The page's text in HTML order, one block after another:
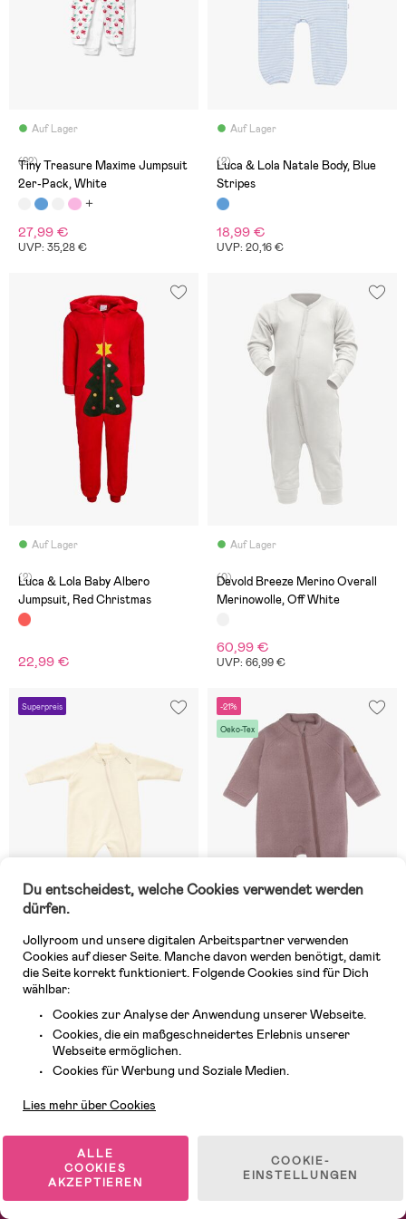
Auf Lager
(22)
Tiny Treasure Maxime Jumpsuit
2er-Pack, White
27,99 €
UVP: 35,28 €
Auf Lager
(2)
Luca & Lola Natale Body, Blue
Stripes
18,99 €
UVP: 20,16 €
Auf Lager
(2)
Luca & Lola Baby Albero
Jumpsuit, Red Christmas
22,99 €
Auf Lager
(0)
Devold Breeze Merino Overall
Merinowolle, Off White
60,99 €
UVP: 66,99 €
Superpreis
Auf Lager
(0)
Devold Nibba Merino Overall
Baby, Raw White
92,99 €
-21%
Oeko-Tex
Auf Lager
Twilight Mauve
62,99 €
1 /
Du entscheidest, welche Cookies verwendet werden
dürfen.
Jollyroom und unsere digitalen Arbeitspartner verwenden
Cookies auf dieser Seite. Manche davon werden benötigt, damit
die Seite korrekt funktioniert. Folgende Cookies sind für Dich
wählbar:
Cookies zur Analyse der Anwendung unserer Webseite.
Cookies, die ein maßgeschneidertes Erlebnis unserer
Webseite ermöglichen.
Cookies für Werbung und Soziale Medien.
Lies mehr über Cookies
ALLE
COOKIES
AKZEPTIEREN
COOKIE-
EINSTELLUNGEN